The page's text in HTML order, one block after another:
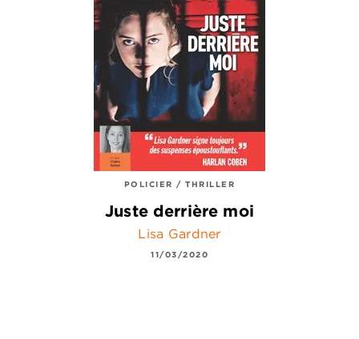
POLICIER / THRILLER
Juste derrière moi
Lisa Gardner
11/03/2020